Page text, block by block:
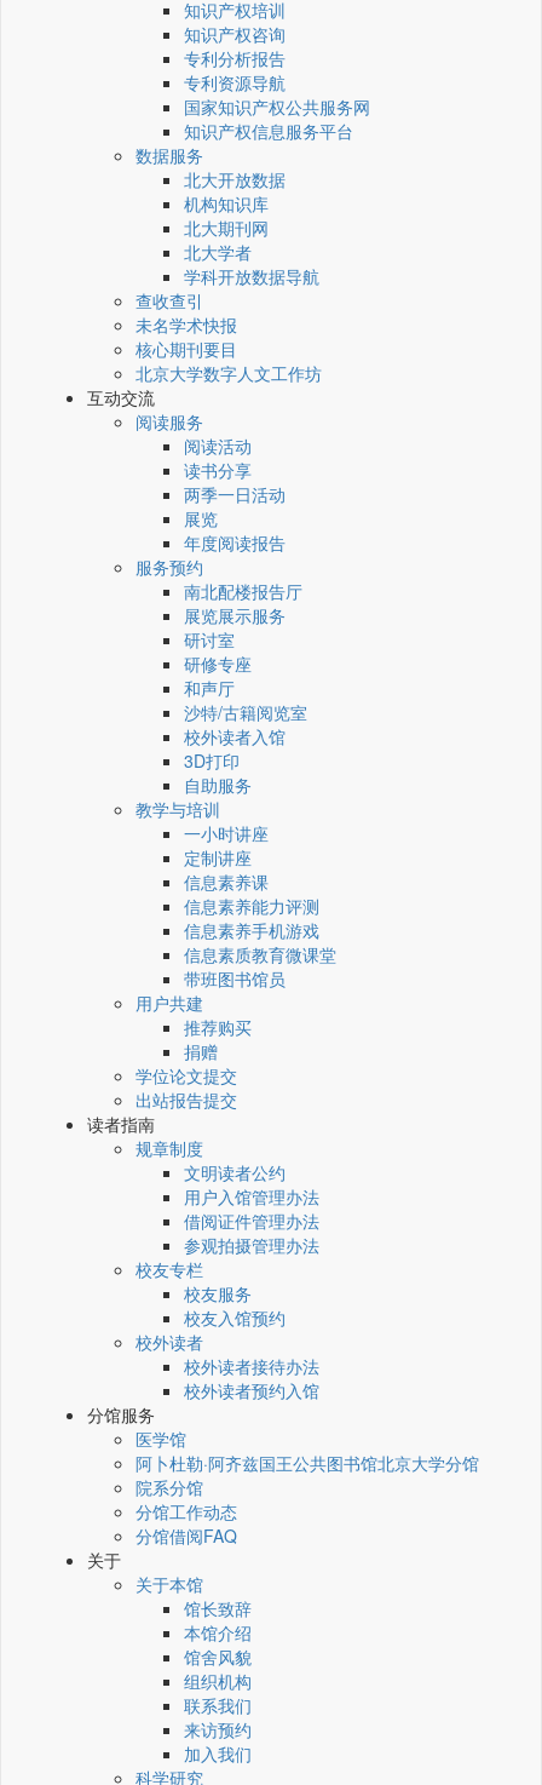
知识产权培训
知识产权咨询
专利分析报告
专利资源导航
国家知识产权公共服务网
知识产权信息服务平台
数据服务
北大开放数据
机构知识库
北大期刊网
北大学者
学科开放数据导航
查收查引
未名学术快报
核心期刊要目
北京大学数字人文工作坊
互动交流
阅读服务
阅读活动
读书分享
两季一日活动
展览
年度阅读报告
服务预约
南北配楼报告厅
展览展示服务
研讨室
研修专座
和声厅
沙特/古籍阅览室
校外读者入馆
3D打印
自助服务
教学与培训
一小时讲座
定制讲座
信息素养课
信息素养能力评测
信息素养手机游戏
信息素质教育微课堂
带班图书馆员
用户共建
推荐购买
捐赠
学位论文提交
出站报告提交
读者指南
规章制度
文明读者公约
用户入馆管理办法
借阅证件管理办法
参观拍摄管理办法
校友专栏
校友服务
校友入馆预约
校外读者
校外读者接待办法
校外读者预约入馆
分馆服务
医学馆
阿卜杜勒·阿齐兹国王公共图书馆北京大学分馆
院系分馆
分馆工作动态
分馆借阅FAQ
关于
关于本馆
馆长致辞
本馆介绍
馆舍风貌
组织机构
联系我们
来访预约
加入我们
科学研究